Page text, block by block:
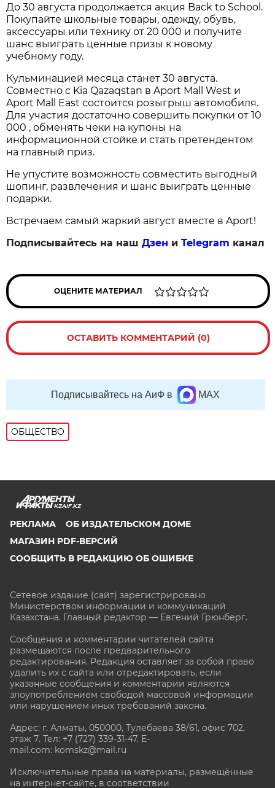
До 30 августа продолжается акция Back to School.
Покупайте школьные товары, одежду, обувь,
аксессуары или технику от 20 000 и получите
шанс выиграть ценные призы к новому
учебному году.
Кульминацией месяца станет 30 августа.
Совместно с Kia Qazaqstan в Aport Mall West и
Aport Mall East состоится розыгрыш автомобиля.
Для участия достаточно совершить покупки от 10
000 , обменять чеки на купоны на
информационной стойке и стать претендентом
на главный приз.
Не упустите возможность совместить выгодный
шопинг, развлечения и шанс выиграть ценные
подарки.
Встречаем самый жаркий август вместе в Aport!
Подписывайтесь на нашДзен иTelegram канал
ОЦЕНИТЕ МАТЕРИАЛ
ОСТАВИТЬ КОММЕНТАРИЙ (0)
Подписывайтесь на АиФ в MAX
ОБЩЕСТВО
KZAIF.KZ
РЕКЛАМА
ОБ ИЗДАТЕЛЬСКОМ ДОМЕ
МАГАЗИН PDF-ВЕРСИЙ
СООБЩИТЬ В РЕДАКЦИЮ ОБ ОШИБКЕ
Сетевое издание (сайт) зарегистрировано
Министерством информации и коммуникаций
Казахстана. Главный редактор — Евгений Грюнберг.
Сообщения и комментарии читателей сайта
размещаются после предварительного
редактирования. Редакция оставляет за собой право
удалить их с сайта или отредактировать, если
указанные сообщения и комментарии являются
злоупотреблением свободой массовой информации
или нарушением иных требований закона.
Адрес: г. Алматы, 050000, Тулебаева 38/61, офис 702,
этаж 7. Тел: +7 (727) 339-31-47. E-
mail.com: komskz@mail.ru
Исключительные права на материалы, размещённые
на интернет-сайте, в соответствии